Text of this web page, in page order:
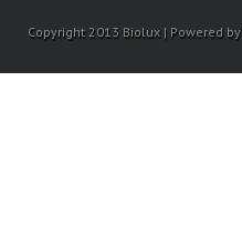
Copyright 2013 Biolux | Powered by